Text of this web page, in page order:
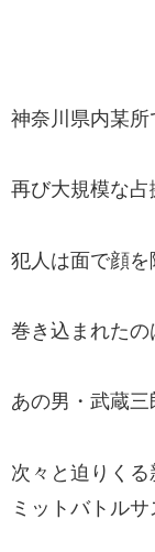
神奈川県内某所
再び大規模な占
犯人は面で顔を
巻き込まれたの
あの男・武蔵三
次々と迫りく
ミットバトルサ